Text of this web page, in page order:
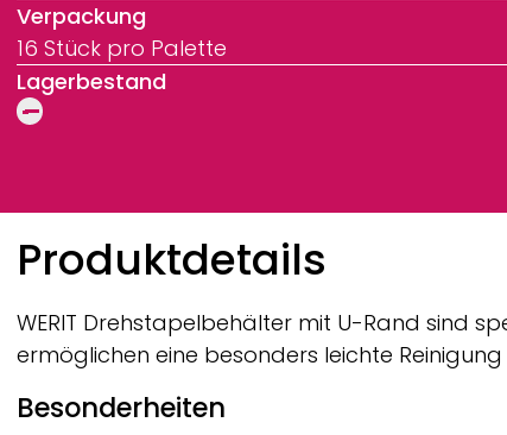
Verpackung
16 Stück pro Palette
Lagerbestand
Breadcrumb
Produktdetails
WERIT Drehstapelbehälter mit U-Rand sind
ermöglichen eine besonders leichte
Besonderheiten